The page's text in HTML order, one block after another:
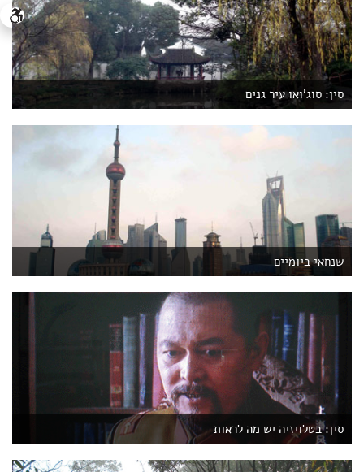
סין: סוג'ואו עיר גנים
שנחאי ביומיים
סין: בטלויזיה יש מה לראות